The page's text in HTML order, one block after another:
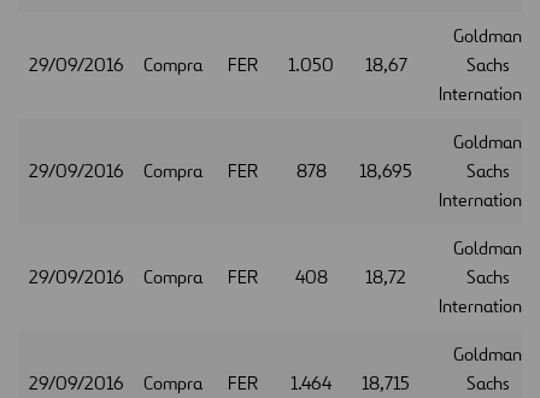
29/09/2016 Compra FER 1.050 18,67
Goldman
Sachs
International
29/09/2016 Compra FER 878 18,695
Goldman
Sachs
International
29/09/2016 Compra FER 408 18,72
Goldman
Sachs
International
29/09/2016 Compra FER 1.464 18,715
Goldman
Sachs